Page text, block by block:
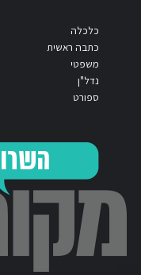
כלכלה
כתבה ראשית
משפטי
נדל"ן
ספורט